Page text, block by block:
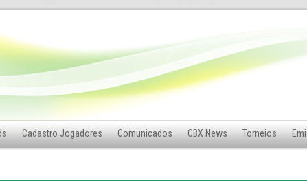
Cadastro Jogadores Comunicados CBX News Torneios